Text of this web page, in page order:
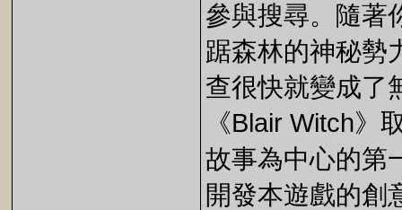
參與搜尋。隨著
踞森林的神秘勢
查很快就變成
《Blair Witch》
故事為中心的第
開發本遊戲的創